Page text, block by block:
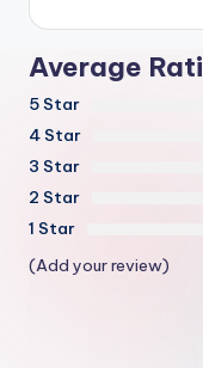
Average
5 Star
4 Star
3 Star
2 Star
1 Star
(Add your review)